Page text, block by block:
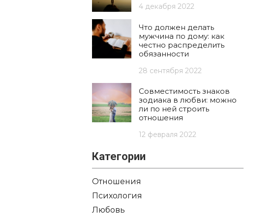
4 декабря 2022
Что должен делать
мужчина по дому: как
честно распределить
обязанности
28 сентября 2022
Совместимость знаков
зодиака в любви: можно
ли по ней строить
отношения
12 февраля 2022
Категории
Отношения
Психология
Любовь